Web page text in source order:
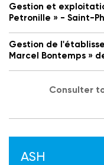
Gestion et
Petronille » - Saint-
Gestion de
Marcel Bontemps »
Consulter
ASH